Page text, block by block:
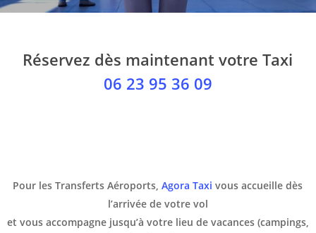
Réservez dès maintenant votre Taxi
06 23 95 36 09
Pour les Transferts Aéroports,Agora Taxi vous accueille dès
l’arrivée de votre vol
et vous accompagne jusqu’à votre lieu de vacances (campings,